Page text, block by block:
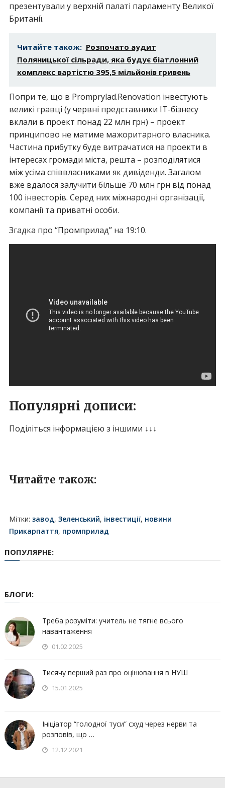
презентували у верхній палаті парламенту Великої
Британії.
Читайте також: Розпочато аудит
Поляницької сільради, яка будує біатлонний
комплекс вартістю 395,5 мільйонів гривень
Попри те, що в Promprylad.Renovation інвестують
великі гравці (у червні представники ІТ-бізнесу
вклали в проект понад 22 млн грн) – проект
принципово не матиме мажоритарного власника.
Частина прибутку буде витрачатися на проекти в
інтересах громади міста, решта – розподілятися
між усіма співвласниками як дивіденди. Загалом
вже вдалося залучити більше 70 млн грн від понад
100 інвесторів. Серед них міжнародні організації,
компанії та приватні особи.
Згадка про “Промприлад” на 19:10.
Популярні дописи:
Поділіться інформацією з іншими ↓↓↓
Читайте також:
Мітки: завод, Зеленський, інвестиції, новини
Прикарпаття, промприлад
ПОПУЛЯРНЕ:
БЛОГИ:
Треба розуміти: учитель не тягне всього
навантаження
01.02.2025
Тисячу перший раз про оцінювання в НУШ
15.01.2025
Ініціатор “голодної туси” схуд через нерви та
розповів, що …
12.12.2021